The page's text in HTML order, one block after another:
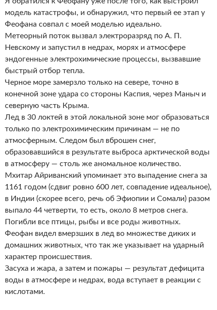
модель катастрофы, и обнаружил, что первый ее этап у
Феофана совпал с моей моделью идеально.
Метеорный поток вызвал электроразряд по А. П.
Невскому и запустил в недрах, морях и атмосфере
эндогенные электрохимические процессы, вызвавшие
быстрый отбор тепла.
Черное море замерзло только на севере, точно в
конечной зоне удара со стороны Каспия, через Маныч и
северную часть Крыма.
Лед в 30 локтей в этой локальной зоне мог образоваться
только по электрохимическим причинам — не по
атмосферным. Следом был вброшен снег,
образовавшийся в результате выброса арктической воды
в атмосферу — столь же аномальное количество.
Мхитар Айриванский упоминает это выпадение снега за
1161 годом (сдвиг ровно 600 лет, совпадение идеальное),
в Индии (скорее всего, речь об Эфиопии и Сомали) разом
выпало 44 четверти, то есть, около 8 метров снега.
Погибли все птицы, рыбы и все роды животных.
Феофан видел вмерзших в лед во множестве диких и
домашних животных, что так же указывает на ударный
характер происшествия.
Засуха и жара, а затем и пожары — результат дефицита
воды в атмосфере и недрах, вода вступает в реакции с
кислотами.